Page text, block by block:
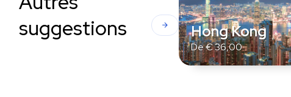
suggestions
Hong Kong
De€36,00